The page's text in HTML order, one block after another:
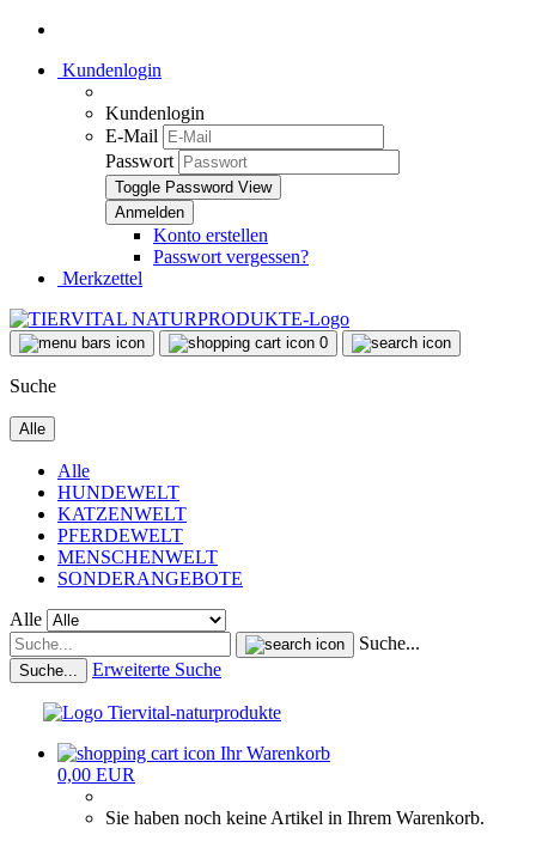
Kundenlogin
Kundenlogin
E-Mail
Passwort
Toggle Password View
Konto erstellen
Passwort vergessen?
Merkzettel
0
Suche
Alle
Alle
HUNDEWELT
KATZENWELT
PFERDEWELT
MENSCHENWELT
SONDERANGEBOTE
Alle
Suche...
Suche... Erweiterte Suche
Ihr Warenkorb
0,00 EUR
Sie haben noch keine Artikel in Ihrem Warenkorb.